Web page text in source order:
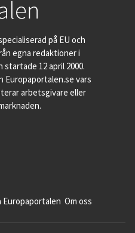
på EU och
egna redaktioner i
12 april 2000.
Europaportalen.se vars
arbetsgivare eller
Europaportalen Om oss